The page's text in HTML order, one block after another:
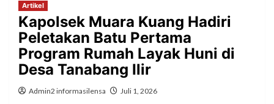
Artikel
Kapolsek Muara Kuang Hadiri
Peletakan Batu Pertama
Program Rumah Layak Huni di
Desa Tanabang Ilir
Admin2 informasilensa Juli 1, 2026